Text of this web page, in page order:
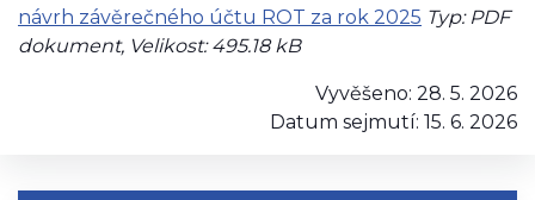
návrh závěrečného účtu ROT za rok 2025 Typ: PDF
dokument, Velikost: 495.18 kB
Vyvěšeno: 28. 5. 2026
Datum sejmutí: 15. 6. 2026